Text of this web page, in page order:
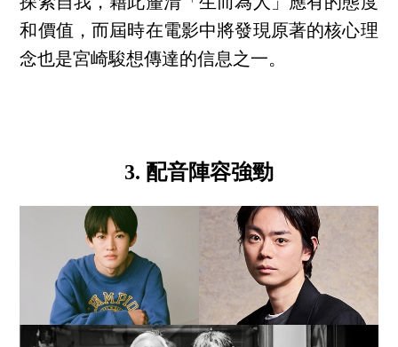
探索自我，藉此釐清「生而為人」應有的態度
和價值，而屆時在電影中將發現原著的核心理
念也是宮崎駿想傳達的信息之一。
3. 配音陣容強勁